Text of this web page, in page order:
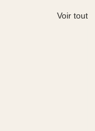
Voir tout